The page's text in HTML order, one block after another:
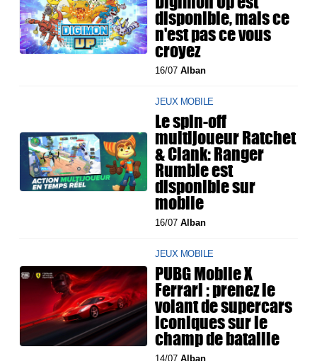
disponible, mais ce
n'est pas ce vous
croyez
16/07Alban
JEUX MOBILE
Le spin-off
multijoueur Ratchet
& Clank: Ranger
Rumble est
disponible sur
mobile
16/07Alban
JEUX MOBILE
PUBG Mobile X
Ferrari : prenez le
volant de supercars
iconiques sur le
champ de bataille
14/07Alban